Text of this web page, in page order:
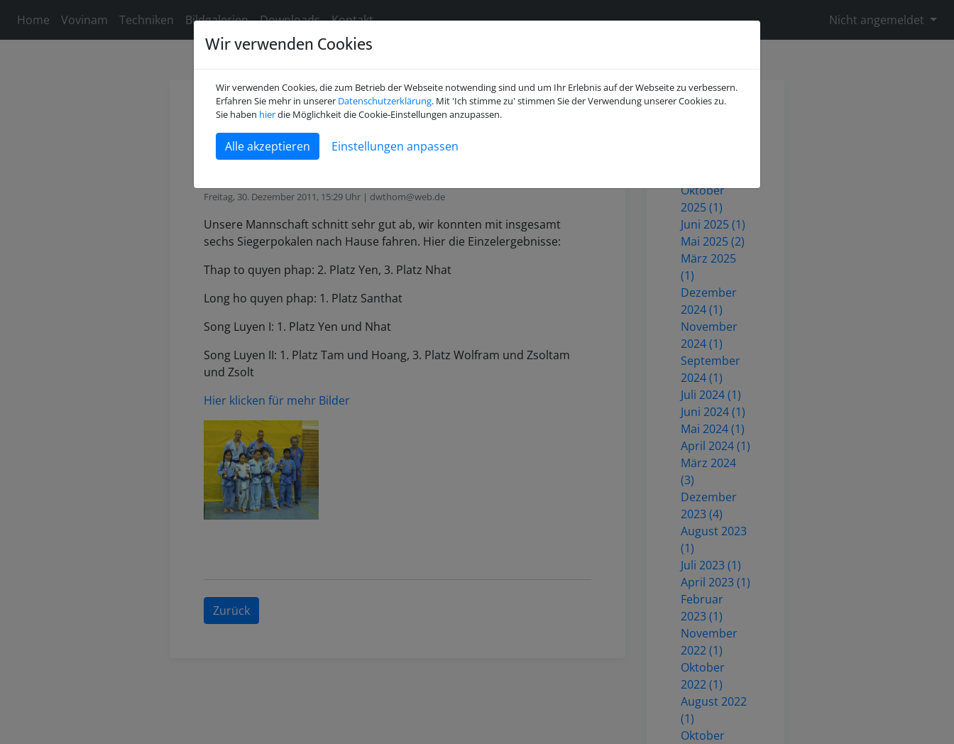
Home Vovinam Techniken Bildgalerien Downloads Kontakt Nicht angemeldet
Oktober
2025 (1)
Juni 2025 (1)
Mai 2025 (2)
März 2025
(1)
Dezember
2024 (1)
November
2024 (1)
September
2024 (1)
Juli 2024 (1)
Juni 2024 (1)
Mai 2024 (1)
April 2024 (1)
März 2024
(3)
Dezember
2023 (4)
August 2023
(1)
Juli 2023 (1)
April 2023 (1)
Februar
2023 (1)
November
2022 (1)
Oktober
2022 (1)
August 2022
(1)
Oktober
Gio-To-Fest und Wettkampf in
Bad Homburg 2005
Freitag, 30. Dezember 2011, 15:29 Uhr | dwthom@web.de
Unsere Mannschaft schnitt sehr gut ab, wir konnten mit insgesamt
sechs Siegerpokalen nach Hause fahren. Hier die Einzelergebnisse:
Thap to quyen phap: 2. Platz Yen, 3. Platz Nhat
Long ho quyen phap: 1. Platz Santhat
Song Luyen I: 1. Platz Yen und Nhat
Song Luyen II: 1. Platz Tam und Hoang, 3. Platz Wolfram und Zsoltam
und Zsolt
Hier klicken für mehr Bilder
Zurück
Wir verwenden Cookies
Wir verwenden Cookies, die zum Betrieb der Webseite notwending sind und um Ihr Erlebnis auf der Webseite zu verbessern.
Erfahren Sie mehr in unserer Datenschutzerklärung. Mit 'Ich stimme zu' stimmen Sie der Verwendung unserer Cookies zu.
Sie haben hierdie Möglichkeit die Cookie-Einstellungen anzupassen.
Einstellungen anpassen